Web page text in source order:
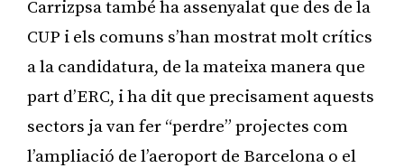
Carrizpsa també ha assenyalat que des de la
CUP i els comuns s’han mostrat molt crítics
a la candidatura, de la mateixa manera que
part d’ERC, i ha dit que precisament aquests
sectors ja van fer “perdre” projectes com
l’ampliació de l’aeroport de Barcelona o el